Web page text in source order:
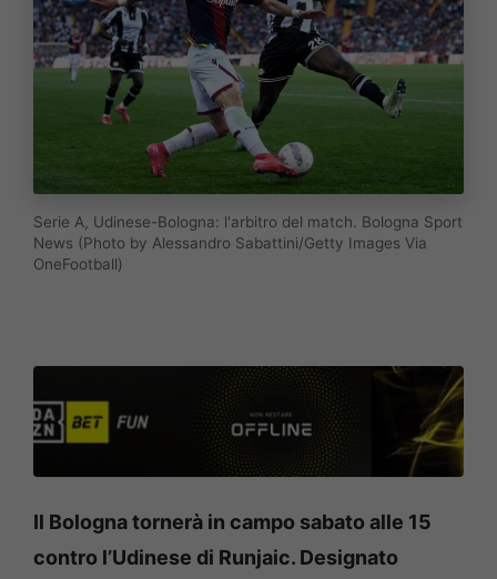
Serie A, Udinese-Bologna: l'arbitro del match. Bologna Sport
News (Photo by Alessandro Sabattini/Getty Images Via
OneFootball)
Il Bologna tornerà in campo sabato alle 15
contro l’Udinese di Runjaic. Designato